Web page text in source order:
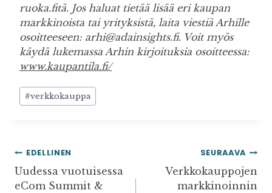
ruoka.fitä. Jos haluat tietää lisää eri kaupan
markkinoista tai yrityksistä, laita viestiä Arhille
osoitteeseen: arhi@adainsights.fi. Voit myös
käydä lukemassa Arhin kirjoituksia osoitteessa:
www.kaupantila.fi/
Avainsanat:
#verkkokauppa
ARTIKKELIEN
SELAUS
EDELLINEN
Uudessa vuotuisessa
eCom Summit &
SEURAAVA
Verkkokauppojen
markkinoinnin